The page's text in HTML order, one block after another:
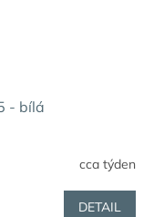
- bílá
cca týden
DETAIL